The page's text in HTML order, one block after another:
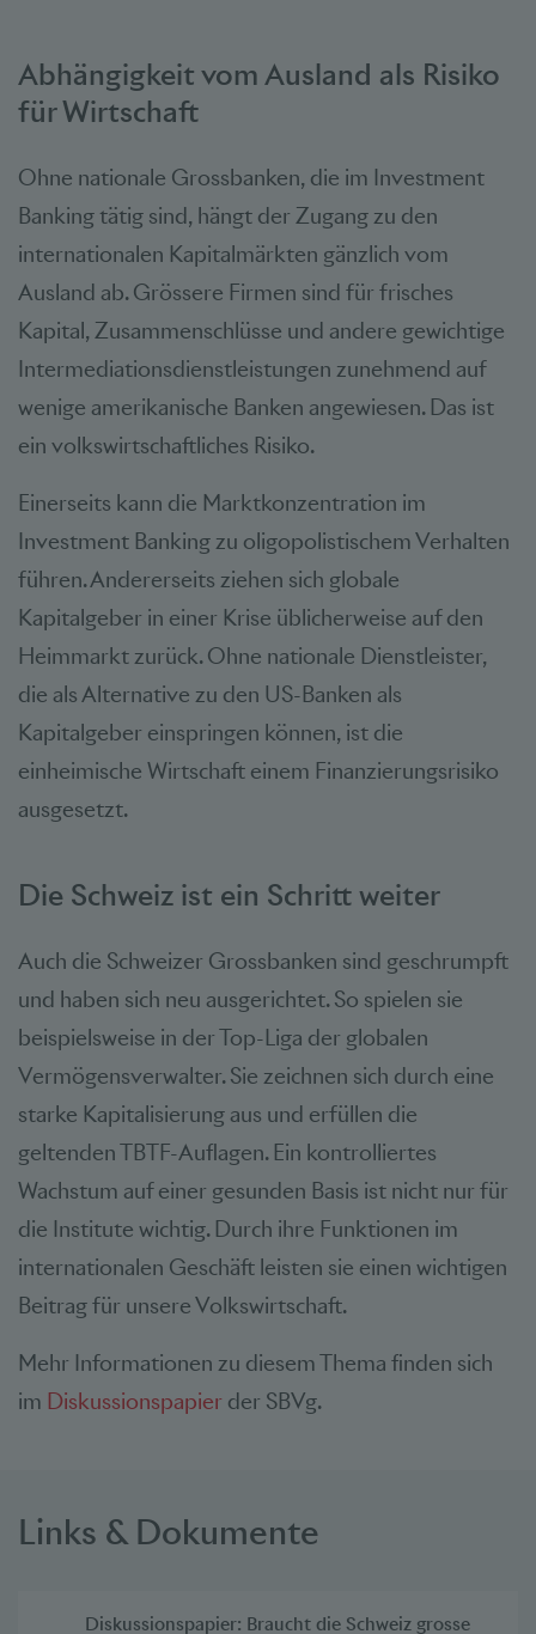
Abhängigkeit vom Ausland als Risiko
für Wirtschaft
Ohne nationale Grossbanken, die im Investment
Banking tätig sind, hängt der Zugang zu den
internationalen Kapitalmärkten gänzlich vom
Ausland ab. Grössere Firmen sind für frisches
Kapital, Zusammenschlüsse und andere gewichtige
Intermediationsdienstleistungen zunehmend auf
wenige amerikanische Banken angewiesen. Das ist
ein volkswirtschaftliches Risiko.
Einerseits kann die Marktkonzentration im
Investment Banking zu oligopolistischem Verhalten
führen. Andererseits ziehen sich globale
Kapitalgeber in einer Krise üblicherweise auf den
Heimmarkt zurück. Ohne nationale Dienstleister,
die als Alternative zu den US-Banken als
Kapitalgeber einspringen können, ist die
einheimische Wirtschaft einem Finanzierungsrisiko
ausgesetzt.
Die Schweiz ist ein Schritt weiter
Auch die Schweizer Grossbanken sind geschrumpft
und haben sich neu ausgerichtet. So spielen sie
beispielsweise in der Top-Liga der globalen
Vermögensverwalter. Sie zeichnen sich durch eine
starke Kapitalisierung aus und erfüllen die
geltenden TBTF-Auflagen. Ein kontrolliertes
Wachstum auf einer gesunden Basis ist nicht nur für
die Institute wichtig. Durch ihre Funktionen im
internationalen Geschäft leisten sie einen wichtigen
Beitrag für unsere Volkswirtschaft.
Mehr Informationen zu diesem Thema finden sich
im Diskussionspapier der SBVg.
Links & Dokumente
Diskussionspapier: Braucht die Schweiz grosse